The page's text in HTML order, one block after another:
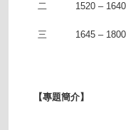
二 1520 – 1640
三 1645 – 1800
【專題簡介】